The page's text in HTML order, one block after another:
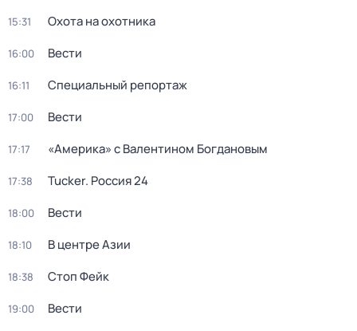
15:31 Охота на охотника
16:00 Вести
16:11 Специальный репортаж
17:00 Вести
17:17 «Америка» с Валентином Богдановым
17:38 Tucker. Россия 24
18:00 Вести
18:10 В центре Азии
18:38 Стоп Фейк
19:00 Вести